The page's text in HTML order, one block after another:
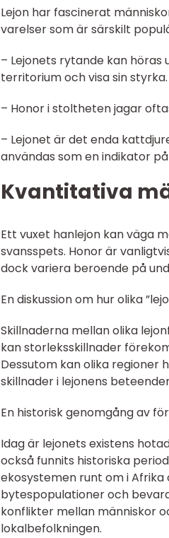
Lejon har fascinerat
varelser som är särskilt
– Lejonets rytande kan
territorium och visa sin styrka.
– Honor i stoltheten jagar
– Lejonet är det enda
användas som en indikator
Kvantitativa
Ett vuxet hanlejon kan väga
svansspets. Honor är
dock variera beroende på
En diskussion om hur olika
Skillnaderna mellan olika
kan storleksskillnader
Dessutom kan olika regioner
skillnader i lejonens
En historisk genomgång av
Idag är lejonets existens
också funnits historiska
ekosystemen runt om i
bytespopulationer och
konflikter mellan människor
lokalbefolkningen.